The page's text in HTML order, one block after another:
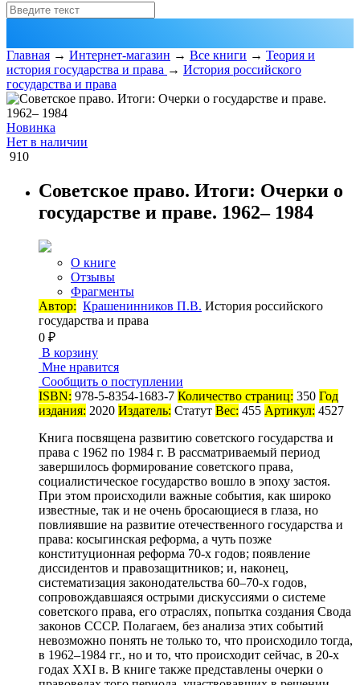
Главная → Интернет-магазин → Все книги → Теория и
история государства и права → История российского
государства и права
Новинка
Нет в наличии
910
Советское право. Итоги: Очерки о
государстве и праве. 1962– 1984
О книге
Отзывы
Фрагменты
Автор: Крашенинников П.В. История российского
государства и права
0 ₽
В корзину
Мне нравится
Сообщить о поступлении
ISBN: 978-5-8354-1683-7 Количество страниц: 350 Год
издания: 2020 Издатель: Статут Вес: 455 Артикул: 4527
Книга посвящена развитию советского государства и
права с 1962 по 1984 г. В рассматриваемый период
завершилось формирование советского права,
социалистическое государство вошло в эпоху застоя.
При этом происходили важные события, как широко
известные, так и не очень бросающиеся в глаза, но
повлиявшие на развитие отечественного государства и
права: косыгинская реформа, а чуть позже
конституционная реформа 70-х годов; появление
диссидентов и правозащитников; и, наконец,
систематизация законодательства 60–70-х годов,
сопровождавшаяся острыми дискуссиями о системе
советского права, его отраслях, попытка создания Свода
законов СССР. Полагаем, без анализа этих событий
невозможно понять не только то, что происходило тогда,
в 1962–1984 гг., но и то, что происходит сейчас, в 20-х
годах XXI в. В книге также представлены очерки о